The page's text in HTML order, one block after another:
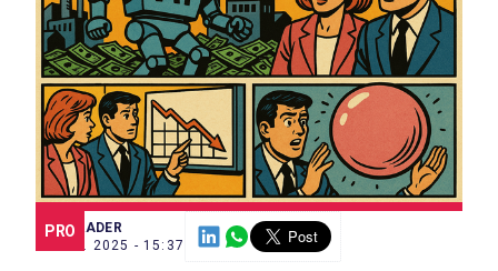
PRO
SCE TRADER
23 SEP. 2025 - 15:37